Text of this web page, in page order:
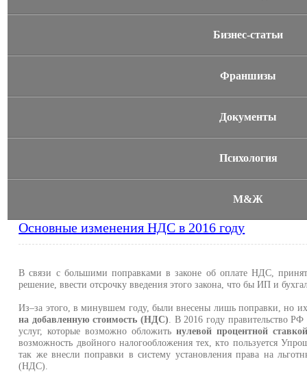
Бизнес-статьи
Франшизы
Документы
Психология
М&Ж
Основные изменения НДС в 2016 году
В связи с большими поправками в законе об оплате НДС,
решение, ввести отсрочку введения этого закона, что бы ИП и
Из–за этого, в минувшем году, были внесены лишь поправки, но
на добавленную стоимость (НДС) . В 2016 году правительство
услуг, которые возможно обложитьнулевой процентной
возможность двойного налогообложения тех, кто пользуется
так же внесли поправки в систему установления права на
(НДС).